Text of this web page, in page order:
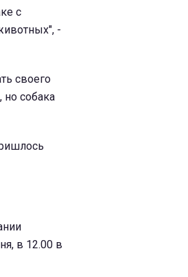
с
-
своего
но собака
в 12.00 в